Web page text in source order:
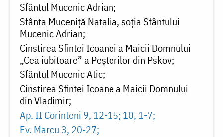
Sfântul Mucenic Adrian
Sfânta Muceniță Natalia, soția Sfântului
Mucenic Adrian
Cinstirea Sfintei Icoanei a Maicii Domnului
„Cea iubitoare” a Peșterilor din Pskov
Sfântul Mucenic Atic
Cinstirea Sfintei Icoane a Maicii Domnului
din Vladimir
Ap. II Corinteni 9, 12-15; 10, 1-7
Ev. Marcu 3, 20-27